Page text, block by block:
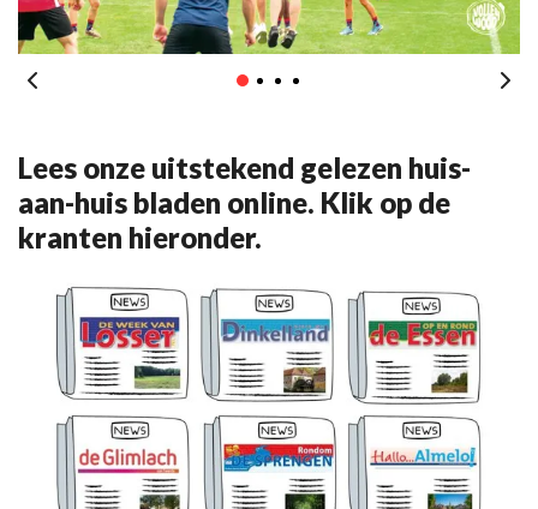
Lees onze uitstekend gelezen huis-
aan-huis bladen online. Klik op de
kranten hieronder.